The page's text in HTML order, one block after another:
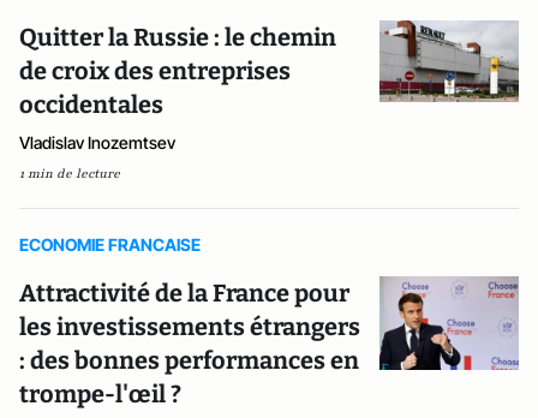
Quitter la Russie : le chemin
de croix des entreprises
occidentales
Vladislav Inozemtsev
1 min de lecture
ECONOMIE FRANCAISE
Attractivité de la France pour
les investissements étrangers
: des bonnes performances en
trompe-l'œil ?